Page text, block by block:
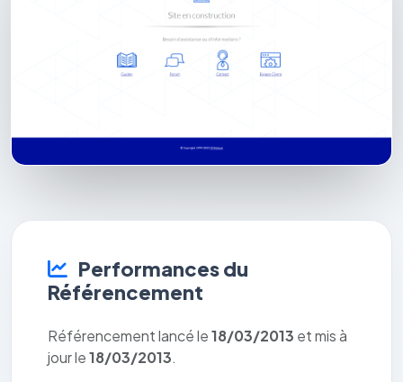
Performances du
Référencement
Référencement lancé le18/03/2013 et mis à
jour le18/03/2013.